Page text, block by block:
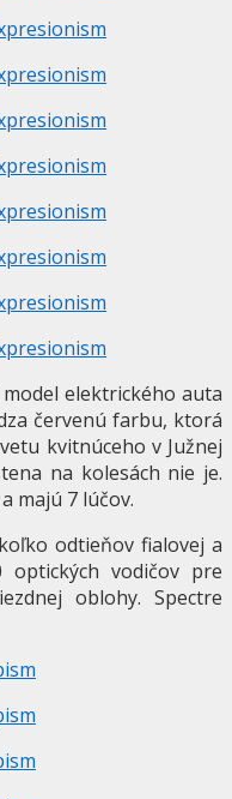
elektrického auta
červenú farbu, ktorá
kvitnúceho v Južnej
na kolesách nie je.
majú 7 lúčov.
odtieňov fialovej a
vodičov pre
oblohy. Spectre